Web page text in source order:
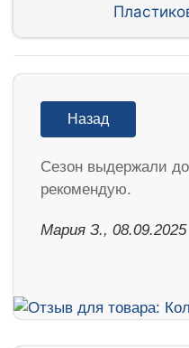
Назад
Cезон выдержали
рекомендую.
Мария З., 08.09.2025